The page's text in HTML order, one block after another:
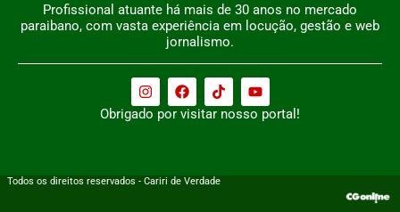
Profissional atuante há mais de 30 anos no mercado
paraibano, com vasta experiência em locução, gestão e web
jornalismo.
Obrigado por visitar nosso portal!
Todos os direitos reservados - Cariri de Verdade